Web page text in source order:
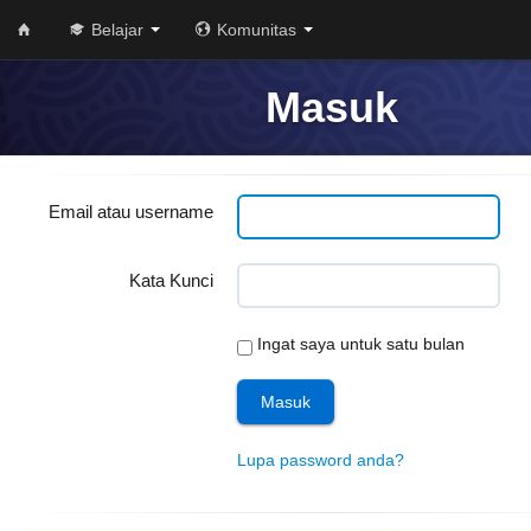
Belajar Komunitas
Masuk
Email atau username
Kata Kunci
Ingat saya untuk satu bulan
Lupa password anda?